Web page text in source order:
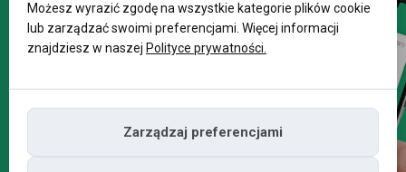
Możesz wyrazić zgodę na wszystkie kategorie plików cookie
lub zarządzać swoimi preferencjami. Więcej informacji
znajdziesz w naszej Polityce prywatności.
Zarządzaj preferencjami